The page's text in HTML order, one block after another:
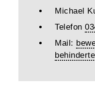
Michael
Telefon
Mail: